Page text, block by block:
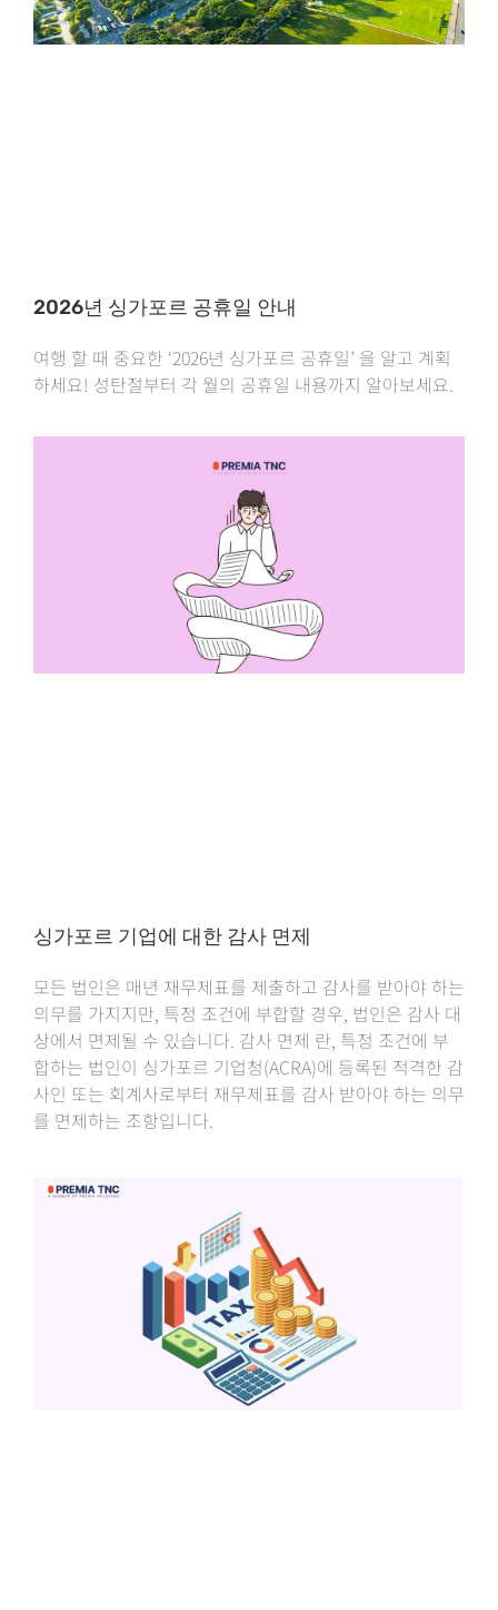
2026년 싱가포르 공휴일 안내
여행 할 때 중요한 ‘2026년 싱가포르 공휴일’ 을 알고 계획
하세요! 성탄절부터 각 월의 공휴일 내용까지 알아보세요.
싱가포르 기업에 대한 감사 면제
모든 법인은 매년 재무제표를 제출하고 감사를 받아야 하는
의무를 가지지만, 특정 조건에 부합할 경우, 법인은 감사 대
상에서 면제될 수 있습니다. 감사 면제 란, 특정 조건에 부
합하는 법인이 싱가포르 기업청(ACRA)에 등록된 적격한 감
사인 또는 회계사로부터 재무제표를 감사 받아야 하는 의무
를 면제하는 조항입니다.